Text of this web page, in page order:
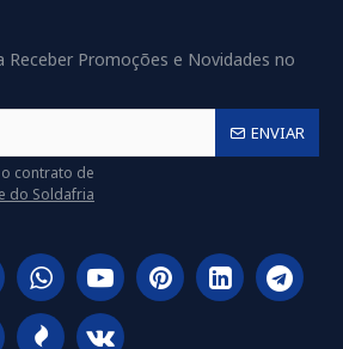
Receber Promoções e Novidades no
ENVIAR
contrato de
do Soldafria